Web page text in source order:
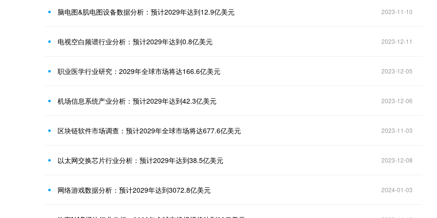
脑电图&肌电图设备数据分析：预计2029年达到12.9亿美元 2023-11-10
电视空白频谱行业分析：预计2029年达到0.8亿美元 2023-12-11
职业医学行业研究：2029年全球市场将达166.6亿美元 2023-12-05
机场信息系统产业分析：预计2029年达到42.3亿美元 2023-12-06
区块链软件市场调查：预计2029年全球市场将达677.6亿美元 2023-11-03
以太网交换芯片行业分析：预计2029年达到38.5亿美元 2023-12-08
网络游戏数据分析：预计2029年达到3072.8亿美元 2024-01-03